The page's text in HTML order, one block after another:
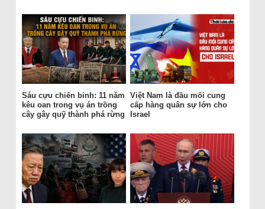
Sáu cựu chiến binh: 11 năm
kêu oan trong vụ án trồng
cây gây quỹ thành phá rừng
Việt Nam là đầu mối cung
cấp hàng quân sự lớn cho
Israel